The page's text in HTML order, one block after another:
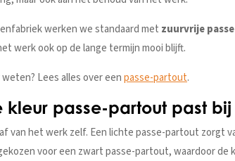
werken we standaard met zuurvrije
werk ook op de lange termijn mooi blijft.
weten? Lees alles over eenpasse-partout.
kleur passe-partout past
van het werk zelf. Een lichte passe-partout zorgt
voor een zwart passe-partout, waardoor de